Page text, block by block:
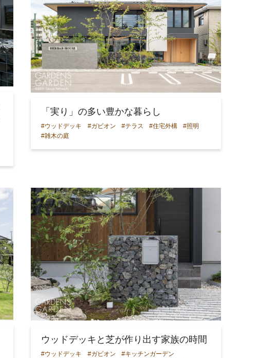
「実り」の多い豊かな暮らし
#ウッドデッキ #ガビオン #テラス #住宅外構
#照明
#雑木の庭
ウッドデッキと芝が作り出す家族の時間
#ウッドデッキ #ガビオン
#キッチンガーデン